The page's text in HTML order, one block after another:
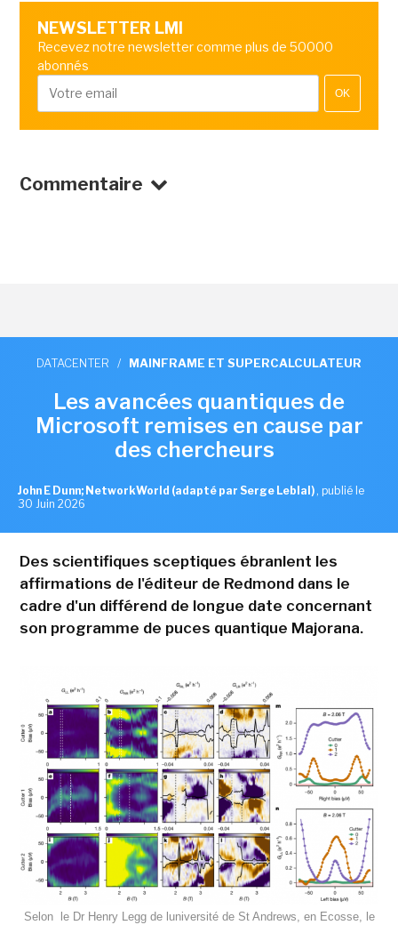
NEWSLETTER LMI
Recevez notre newsletter comme plus de 50000
abonnés
OK
Commentaire
DATACENTER / MAINFRAME ET SUPERCALCULATEUR
Les avancées quantiques de
Microsoft remises en cause par
des chercheurs
John E Dunn; NetworkWorld (adapté par Serge Leblal) , publié le
30 Juin 2026
Des scientifiques sceptiques ébranlent les
affirmations de l'éditeur de Redmond dans le
cadre d'un différend de longue date concernant
son programme de puces quantique Majorana.
Selon le Dr Henry Legg de luniversité de St Andrews, en Ecosse, le